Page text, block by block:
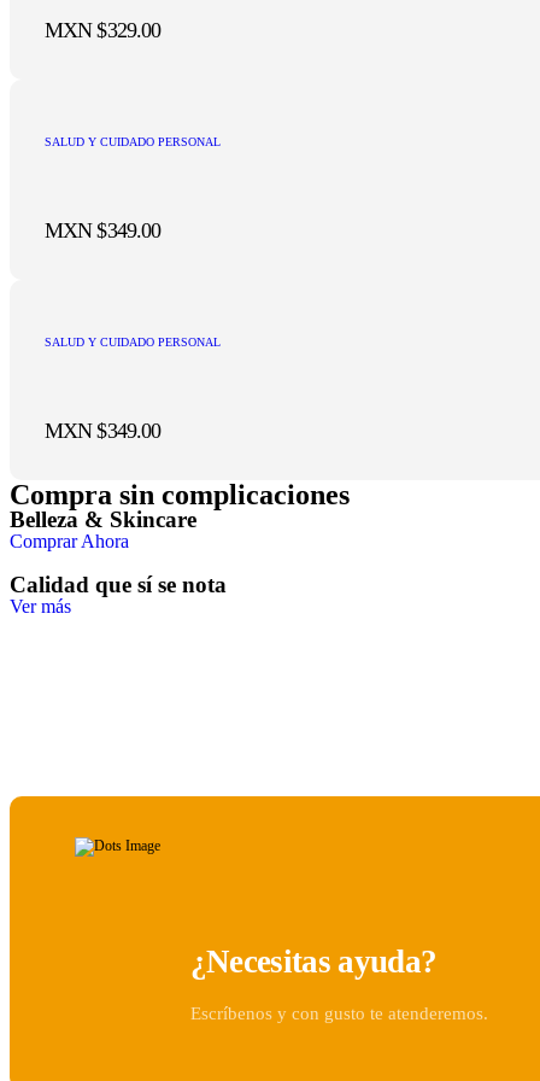
MXN $329.00
SALUD Y CUIDADO PERSONAL
MXN $349.00
SALUD Y CUIDADO PERSONAL
MXN $349.00
Compra sin complicaciones
Belleza & Skincare
Comprar Ahora
Calidad que sí se nota
Ver más
¿Necesitas ayuda?
Escríbenos y con gusto te atenderemos.